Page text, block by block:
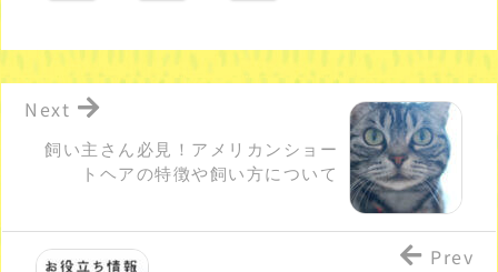
飼い主さん必見！アメリカンショー
トヘアの特徴や飼い方について
Next
Prev